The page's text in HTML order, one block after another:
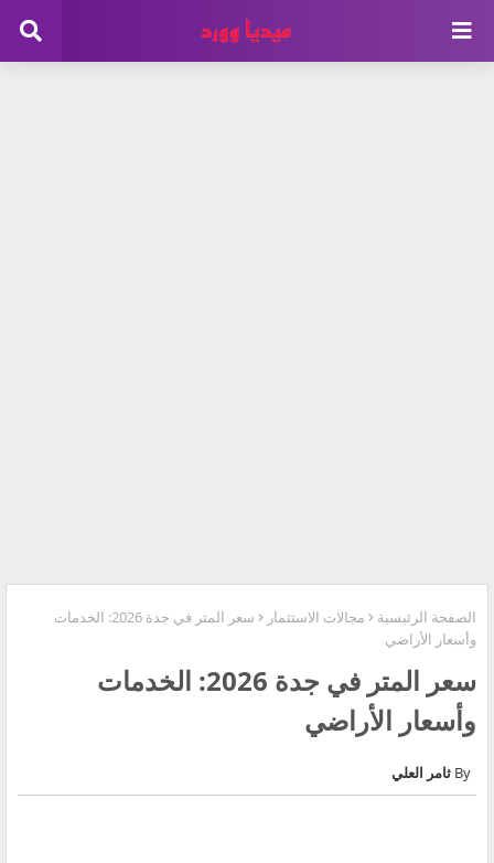
الصفحة الرئيسية مجالات الاستثمار
سعر المتر في جدة 2026: الخدمات
وأسعار الأراضي
سعر المتر في جدة 2026: الخدمات
وأسعار الأراضي
ثامر العلي